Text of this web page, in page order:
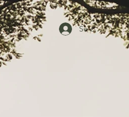
Se connecter